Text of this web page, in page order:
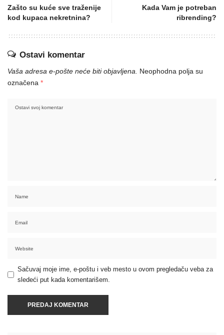
Zašto su kuće sve traženije
kod kupaca nekretnina?
Kada Vam je potreban
ribrending?
Ostavi komentar
Vaša adresa e-pošte neće biti objavljena.
Neophodna polja su
označena *
Sačuvaj moje ime, e-poštu i veb mesto u ovom pregledaču veba za
sledeći put kada komentarišem.